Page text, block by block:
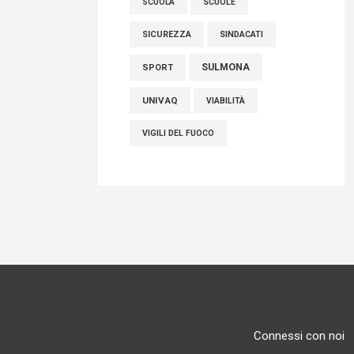
SCUOLA
SICUREZZA SINDACATI
SPORT SULMONA
UNIVAQ VIABILITÀ
VIGILI DEL FUOCO
Connessi con noi